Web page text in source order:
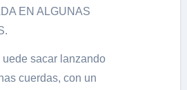
EN ALGUNAS
uede sacar lanzando
cuerdas, con un